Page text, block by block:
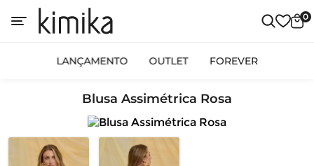
0
LANÇAMENTO OUTLET FOREVER
Blusa Assimétrica Rosa